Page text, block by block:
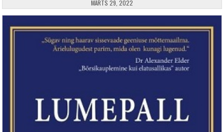
PUBLISHED DATE:
MÄRTS 29, 2022